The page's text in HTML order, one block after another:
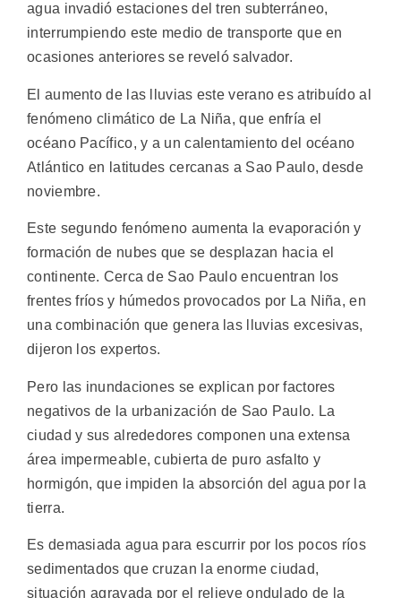
agua invadió estaciones del tren subterráneo,
interrumpiendo este medio de transporte que en
ocasiones anteriores se reveló salvador.
El aumento de las lluvias este verano es atribuído al
fenómeno climático de La Niña, que enfría el
océano Pacífico, y a un calentamiento del océano
Atlántico en latitudes cercanas a Sao Paulo, desde
noviembre.
Este segundo fenómeno aumenta la evaporación y
formación de nubes que se desplazan hacia el
continente. Cerca de Sao Paulo encuentran los
frentes fríos y húmedos provocados por La Niña, en
una combinación que genera las lluvias excesivas,
dijeron los expertos.
Pero las inundaciones se explican por factores
negativos de la urbanización de Sao Paulo. La
ciudad y sus alrededores componen una extensa
área impermeable, cubierta de puro asfalto y
hormigón, que impiden la absorción del agua por la
tierra.
Es demasiada agua para escurrir por los pocos ríos
sedimentados que cruzan la enorme ciudad,
situación agravada por el relieve ondulado de la